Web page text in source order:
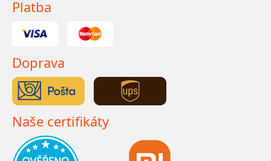
Platba
Doprava
Naše certifikáty